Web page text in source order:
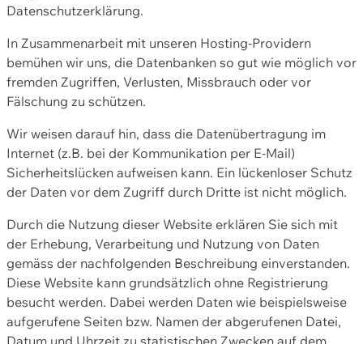
Datenschutzerklärung.
In Zusammenarbeit mit unseren Hosting-Providern
bemühen wir uns, die Datenbanken so gut wie möglich vor
fremden Zugriffen, Verlusten, Missbrauch oder vor
Fälschung zu schützen.
Wir weisen darauf hin, dass die Datenübertragung im
Internet (z.B. bei der Kommunikation per E-Mail)
Sicherheitslücken aufweisen kann. Ein lückenloser Schutz
der Daten vor dem Zugriff durch Dritte ist nicht möglich.
Durch die Nutzung dieser Website erklären Sie sich mit
der Erhebung, Verarbeitung und Nutzung von Daten
gemäss der nachfolgenden Beschreibung einverstanden.
Diese Website kann grundsätzlich ohne Registrierung
besucht werden. Dabei werden Daten wie beispielsweise
aufgerufene Seiten bzw. Namen der abgerufenen Datei,
Datum und Uhrzeit zu statistischen Zwecken auf dem